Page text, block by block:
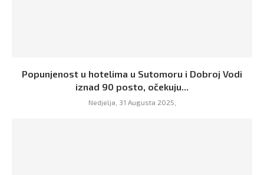
Popunjenost u hotelima u Sutomoru i Dobroj Vodi
iznad 90 posto, očekuju...
Nedjelja, 31 Augusta 2025,